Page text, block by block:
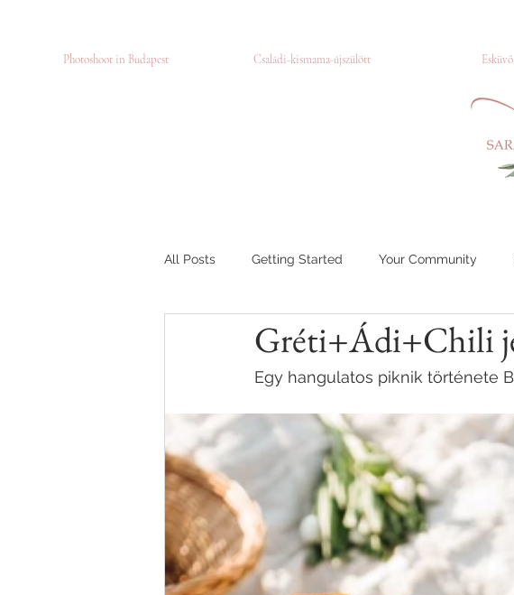
Photoshoot in Budapest Családi-kismama-újszülött
All Posts Getting Started Your Community
Családi fotózás Utazó napló Páros fotózás
Gréti+Ádi+Chili
Egy hangulatos piknik története